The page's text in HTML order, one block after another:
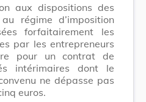
aux dispositions des
régime d’imposition
forfaitairement les
par les entrepreneurs
pour un contrat de
intérimaires dont le
ne dépasse pas
euros.